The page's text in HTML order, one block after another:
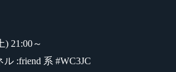
) 21:00～
:friend 系 #WC3JC